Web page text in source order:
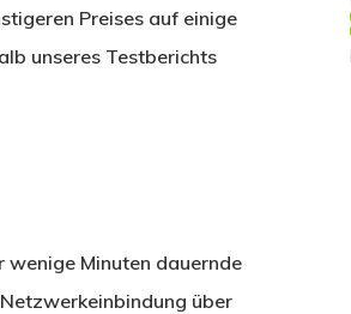
Preises auf einige
unseres Testberichts
wenige Minuten dauernde
über